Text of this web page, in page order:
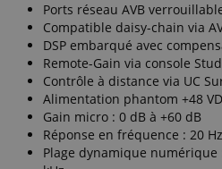
Ports réseau AVB
Compatible daisy-chain via
DSP embarqué avec
Remote-Gain via console
Contrôle à distance via UC
Alimentation phantom +48
Gain micro : 0 dB à +60 dB
Réponse en fréquence : 20
Plage dynamique numérique